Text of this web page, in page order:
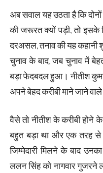
अब सवाल यह उठता है कि
की जरूरत क्यों पड़ी, तो इसके
दरअसल, तनाव की यह कहानी
चुनाव के बाद, जब चुनाव में
बड़ा फेदबदल हुआ। नीतीश
अपने बेहद करीबी माने जाने
वैसे तो नीतीश के करीबी होने
बहुत बड़ा था और एक तरह से
जिम्मेदारी मिलने के बाद
ललन सिंह को नागवार गुजरने